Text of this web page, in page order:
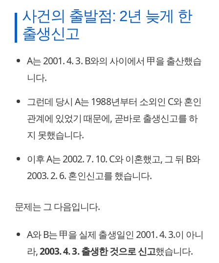
사건의 출발점: 2년 늦게 한
출생신고
A는 2001. 4. 3. B와의 사이에서 甲을 출산했습
니다.
그런데 당시 A는 1988년부터 소외인 C와 혼인
관계에 있었기 때문에, 곧바로 출생신고를 하
지 못했습니다.
이후 A는 2002. 7. 10. C와 이혼했고, 그 뒤 B와
2003. 2. 6. 혼인신고를 했습니다.
문제는 그 다음입니다.
A와 B는 甲을 실제 출생일인 2001. 4. 3.이 아니
라,2003. 4. 3. 출생한 것으로 신고했습니다.